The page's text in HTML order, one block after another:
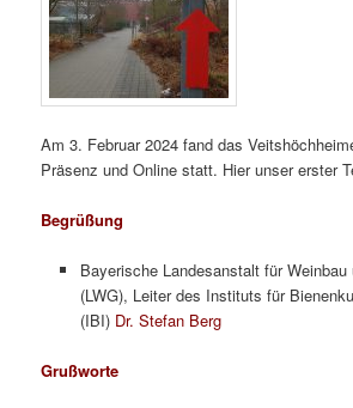
Am 3. Februar 2024 fand das
Präsenz und Online statt. Hier unser erster
Begrüßung
Bayerische Landesanstalt für Weinbau
(LWG), Leiter des Instituts für
(IBI) Dr. Stefan Berg
Grußworte